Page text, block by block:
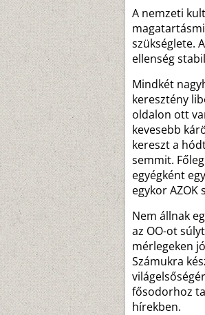
A nemzeti
szükséglete.
ellenség
Mindkét
keresztény
oldalon ott
kevesebb
kereszt a
semmit.
egyégként
egykor AZOK
Nem állnak
az OO-ot
mérlegeken
Számukra
fősodorhoz
hírekben.